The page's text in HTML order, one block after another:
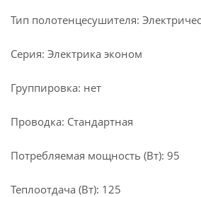
Тип полотенцесушителя:
Серия: Электрика эконом
Группировка: нет
Проводка: Стандартная
Потребляемая мощность (Вт): 95
Теплоотдача (Вт): 125